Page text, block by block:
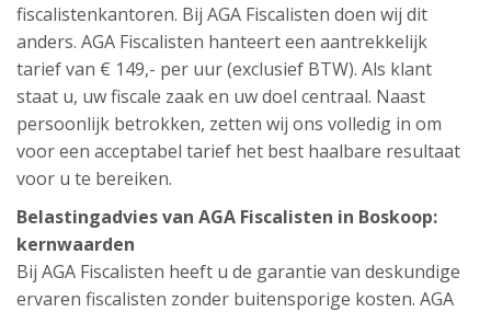
fiscalistenkantoren. Bij AGA Fiscalisten doen wij dit
anders. AGA Fiscalisten hanteert een aantrekkelijk
tarief van € 149,- per uur (exclusief BTW). Als klant
staat u, uw fiscale zaak en uw doel centraal. Naast
persoonlijk betrokken, zetten wij ons volledig in om
voor een acceptabel tarief het best haalbare resultaat
voor u te bereiken.
Belastingadvies van AGA Fiscalisten in Boskoop:
kernwaarden
Bij AGA Fiscalisten heeft u de garantie van deskundige
ervaren fiscalisten zonder buitensporige kosten. AGA